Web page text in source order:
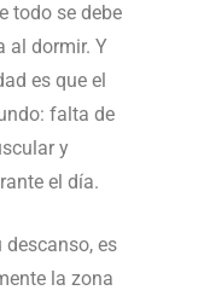
todo se debe
al dormir. Y
es que el
falta de
y
el día.
descanso, es
la zona